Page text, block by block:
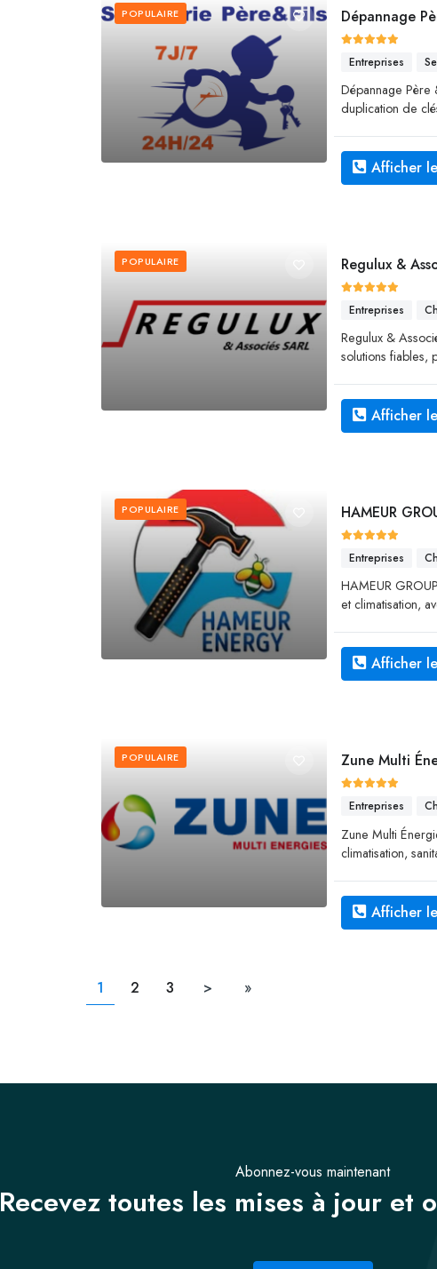
POPULAIRE Dépannage
Entreprises
Dépannage Père
duplication de
Afficher
POPULAIRE Regulux &
Entreprises
Regulux &
solutions fiables,
Afficher
POPULAIRE HAMEUR
Entreprises
HAMEUR
et climatisation,
Afficher
POPULAIRE Zune Multi
Entreprises
Zune Multi
climatisation,
Afficher
1 2 3 > »
Abonnez-vous maintenant
Recevez toutes les mises à jour et